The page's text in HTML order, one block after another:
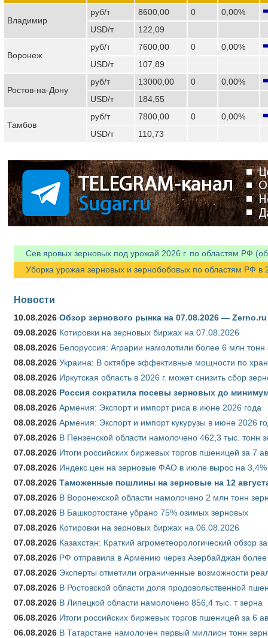
Владимир
руб/т 8600,00 0
0,00%
USD/т
122,09
Воронеж
руб/т 7600,00 0
0,00%
USD/т
107,89
Ростов-на-Дону
руб/т 13000,00 0
0,00%
USD/т
184,55
Тамбов
руб/т 7800,00 0
0,00%
USD/т
110,73
Сев яровых зерновых под урожай 2026 г. по областям РФ
Уборка урожая зерновых и зернобобовых по областям РФ в
Новости
10.08.2026 Обзор зернового рынка на 07.08.2026 — Zerno.ru
09.08.2026 Котировки на зерновых биржах на 07.08.2026
08.08.2026 Белоруссия: Аграрии намолотили более 6 млн тонн
08.08.2026 Украина: В октябре эффективные мощности по
08.08.2026 Иркутская область в 2026 г. может снизить сбор
08.08.2026 Россия сократила посевы зерновых до
08.08.2026 Армения: Экспорт и импорт риса в июне 2026 года
08.08.2026 Армения: Экспорт и импорт кукурузы в июне 2026
07.08.2026 В Пензенской области намолочено 462,3 тыс. тонн
07.08.2026 Итоги российских биржевых торгов пшеницей за 7
07.08.2026 Индекс цен на зерновые ФАО в июле вырос на 3,4%
07.08.2026 Таможенные пошлины на зерновые на 12
07.08.2026 В Воронежской области намолочено 2 млн тонн
07.08.2026 В Башкортостане убрано 75% озимых зерновых
07.08.2026 Котировки на зерновых биржах на 06.08.2026
07.08.2026 Казахстан: Краткий агрометеорологический обзор
07.08.2026 РФ отправила в Армению через Азербайджан более
07.08.2026 Эксперты отметили ограниченные возможности
07.08.2026 В Ростовской области доля продовольственной
07.08.2026 В Липецкой области намолочено 856,4 тыс. т зерна
06.08.2026 Итоги российских биржевых торгов пшеницей за 6
06.08.2026 В Татарстане намолочен первый миллион тонн